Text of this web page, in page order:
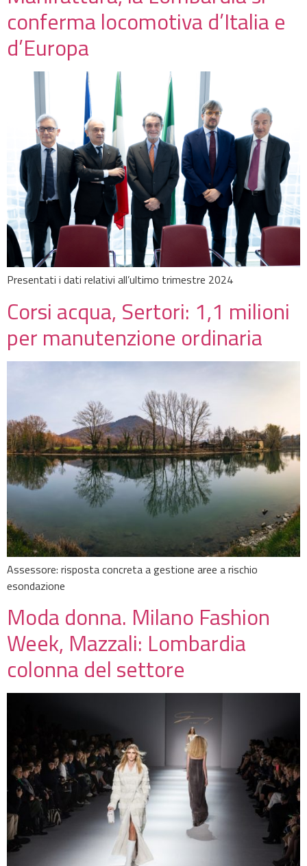
conferma locomotiva d’Italia e
d’Europa
Presentati i dati relativi all’ultimo trimestre 2024
Corsi acqua, Sertori: 1,1 milioni
per manutenzione ordinaria
Assessore: risposta concreta a gestione aree a rischio
esondazione
Moda donna. Milano Fashion
Week, Mazzali: Lombardia
colonna del settore